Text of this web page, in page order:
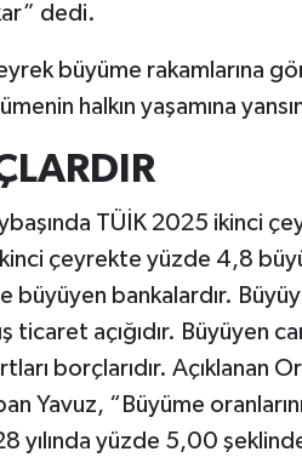
dedi.
büyüme rakamlarına
halkın yaşamına
TÜİK 2025 ikinci
çeyrekte yüzde 4,8
bankalardır.
ticaret açığıdır. Büyüyen
borçlarıdır. Açıklanan
Yavuz, “Büyüme
yılında yüzde 5,00